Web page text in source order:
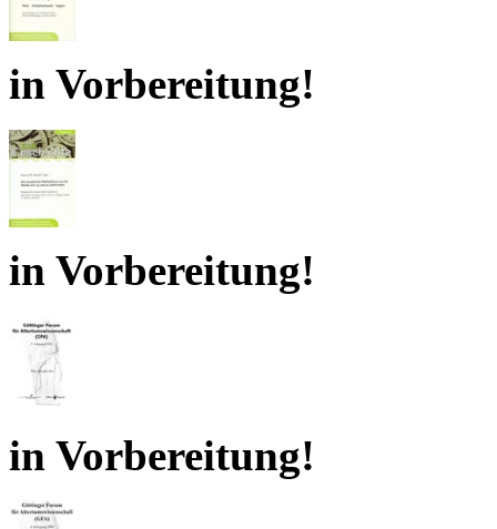
in Vorbereitung!
in Vorbereitung!
in Vorbereitung!